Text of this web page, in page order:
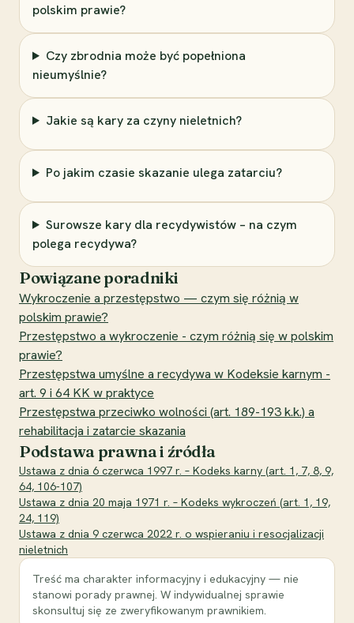
polskim prawie?
Czy zbrodnia może być popełniona
nieumyślnie?
Jakie są kary za czyny nieletnich?
Po jakim czasie skazanie ulega zatarciu?
Surowsze kary dla recydywistów – na czym
polega recydywa?
Powiązane poradniki
Wykroczenie a przestępstwo — czym się różnią w
polskim prawie?
Przestępstwo a wykroczenie - czym różnią się w polskim
prawie?
Przestępstwa umyślne a recydywa w Kodeksie karnym -
art. 9 i 64 KK w praktyce
Przestępstwa przeciwko wolności (art. 189-193 k.k.) a
rehabilitacja i zatarcie skazania
Podstawa prawna i źródła
Ustawa z dnia 6 czerwca 1997 r. – Kodeks karny (art. 1, 7, 8, 9,
64, 106-107)
Ustawa z dnia 20 maja 1971 r. – Kodeks wykroczeń (art. 1, 19,
24, 119)
Ustawa z dnia 9 czerwca 2022 r. o wspieraniu i resocjalizacji
nieletnich
Treść ma charakter informacyjny i edukacyjny — nie
stanowi porady prawnej. W indywidualnej sprawie
skonsultuj się ze zweryfikowanym prawnikiem.